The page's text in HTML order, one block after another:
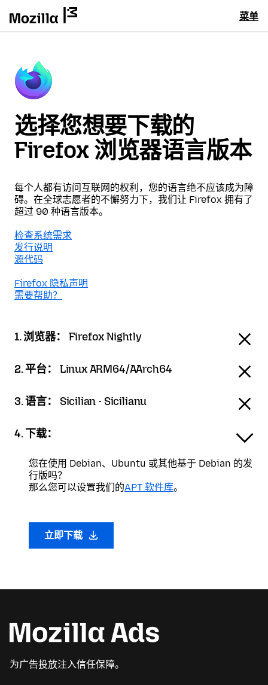
菜单
选择您想要下载的
Firefox 浏览器语言版本
每个人都有访问互联网的权利，您的语言绝不应该成为障
碍。在全球志愿者的不懈努力下，我们让 Firefox 拥有了
超过 90 种语言版本。
检查系统需求
发行说明
源代码
Firefox 隐私声明
需要帮助？
1. 浏览器： Firefox Nightly
2. 平台： Linux ARM64/AArch64
3. 语言： Sicilian - Sicilianu
4. 下载：
您在使用 Debian、Ubuntu 或其他基于 Debian 的发
行版吗？
那么您可以设置我们的APT 软件库。
立即下载
为广告投放注入信任保障。